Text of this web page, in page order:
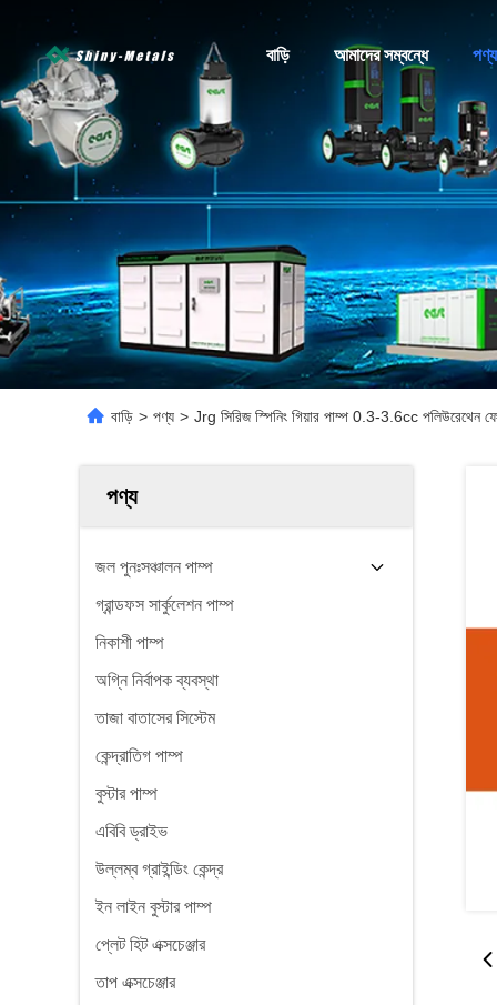
বাড়ি আমাদের সম্বন্ধে পণ্য
বাড়ি > পণ্য > Jrg সিরিজ স্পিনিং গিয়ার পাম্প 0.3-3.6cc পলিউরেথেন
পণ্য
জল পুনঃসঞ্চালন পাম্প
গ্রান্ডফস সার্কুলেশন পাম্প
নিকাশী পাম্প
অগ্নি নির্বাপক ব্যবস্থা
তাজা বাতাসের সিস্টেম
কেন্দ্রাতিগ পাম্প
বুস্টার পাম্প
এবিবি ড্রাইভ
উল্লম্ব গ্রাইন্ডিং কেন্দ্র
ইন লাইন বুস্টার পাম্প
প্লেট হিট এক্সচেঞ্জার
তাপ এক্সচেঞ্জার